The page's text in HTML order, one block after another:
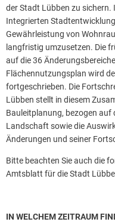
der Stadt Lübben zu sichern.
Integrierten
Gewährleistung von
langfristig umzusetzen. Die
auf die 36
Flächennutzungsplan wird
fortgeschrieben. Die
Lübben stellt in diesem
Bauleitplanung, bezogen
Landschaft sowie die
Änderungen und seiner
Bitte beachten Sie auch die
Amtsblatt für die Stadt
IN WELCHEM ZEITRAUM